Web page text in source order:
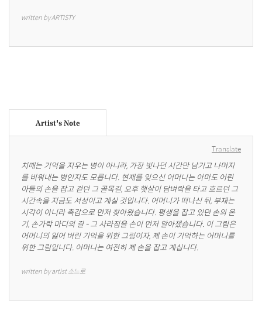
written by ARTISTY
Artist's Note
Translate
치매는 기억을 지우는 병이 아니라, 가장 빛나던 시간만 남기고 나머지
를 비워내는 병인지도 모릅니다. 현재를 잊으신 어머니는 아마도 어린
아들의 손을 잡고 걷던 그 골목길, 오후 햇살이 담벼락을 타고 흐르던 그
시간속을 지금도 서성이고 계실 것입니다. 어머니가 떠나신 뒤, 부재는
시각이 아니라 촉감으로 먼저 찾아왔습니다. 평생을 잡고 있던 손의 온
기, 손가락 마디의 결 - 그 사라짐을 손이 먼저 알아챘습니다. 이 그림은
어머니의 잃어 버린 기억을 위한 그림이자, 제 손이 기억하는 어머니를
위한 그림입니다. 어머니는 여전히 제 손을 잡고 계십니다.
written by artist 소느로